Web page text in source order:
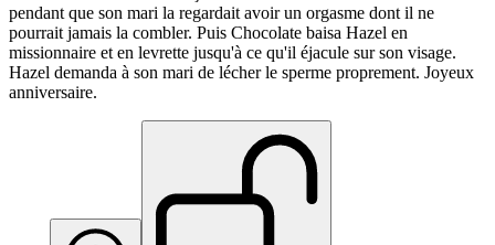
pendant que son mari la regardait avoir un orgasme dont il ne
pourrait jamais la combler. Puis Chocolate baisa Hazel en
missionnaire et en levrette jusqu'à ce qu'il éjacule sur son visage.
Hazel demanda à son mari de lécher le sperme proprement. Joyeux
anniversaire.